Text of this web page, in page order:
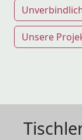
Unsere